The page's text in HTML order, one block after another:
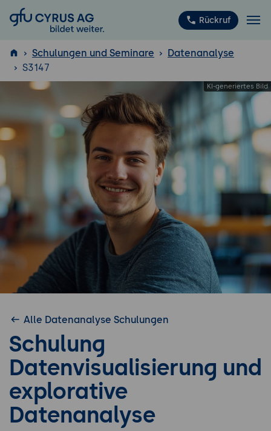
GFU Cyrus AG Rückruf
ISTQB ®
Schulungen und Seminare
Datenanalyse
S3147
Alle Datenanalyse Schulungen
Schulung
Datenvisualisierung und
explorative
Datenanalyse